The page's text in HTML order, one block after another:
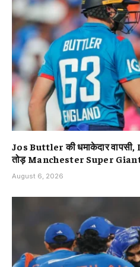
Jos Buttler की धमाकेदार
तोड़ Manchester Super Giants
August 6, 2026